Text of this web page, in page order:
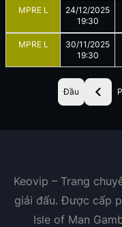
MPRE L
24/12/2025
19:30
MPRE L
30/11/2025
19:30
Đầu
Keovip – Trang
giải đấu. Được cấp
Isle of Man